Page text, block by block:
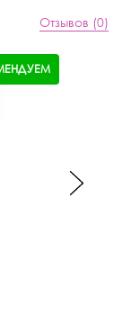
Отзывов (0)